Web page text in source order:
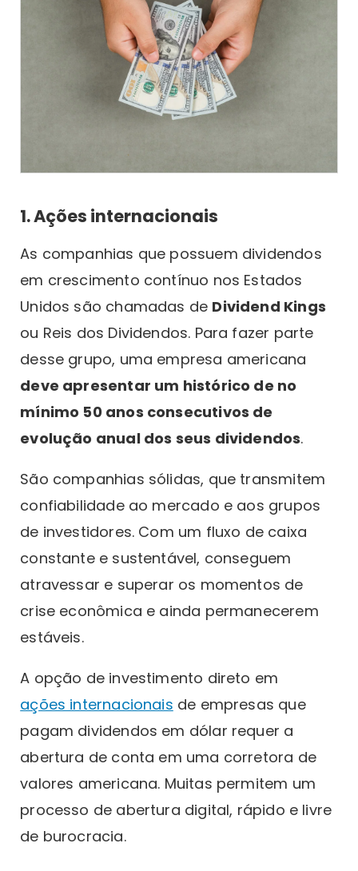
1. Ações internacionais
As companhias que possuem dividendos
em crescimento contínuo nos Estados
Unidos são chamadas de Dividend Kings
ou Reis dos Dividendos. Para fazer parte
desse grupo, uma empresa americana
deve apresentar um histórico de no
mínimo 50 anos consecutivos de
evolução anual dos seus dividendos.
São companhias sólidas, que transmitem
confiabilidade ao mercado e aos grupos
de investidores. Com um fluxo de caixa
constante e sustentável, conseguem
atravessar e superar os momentos de
crise econômica e ainda permanecerem
estáveis.
A opção de investimento direto em
ações internacionais de empresas que
pagam dividendos em dólar requer a
abertura de conta em uma corretora de
valores americana. Muitas permitem um
processo de abertura digital, rápido e livre
de burocracia.